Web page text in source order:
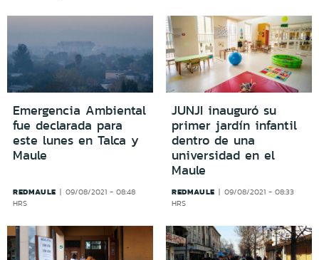
Emergencia Ambiental
fue declarada para
este lunes en Talca y
Maule
REDMAULE
09/08/2021 - 08:48
HRS
JUNJI inauguró su
primer jardín infantil
dentro de una
universidad en el
Maule
REDMAULE
09/08/2021 - 08:33
HRS